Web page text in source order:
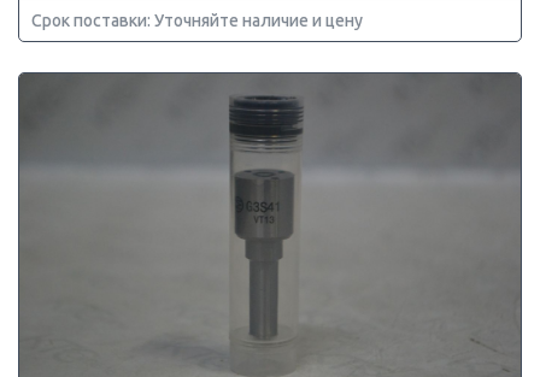
Срок поставки: Уточняйте наличие и цену